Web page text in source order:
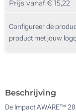
Digitale kleuren
10
50
Prijs vanaf:€ 15,22
Configureer de
product met jouw
Beschrijving
De Impact AWARE™